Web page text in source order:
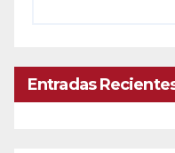
Entradas